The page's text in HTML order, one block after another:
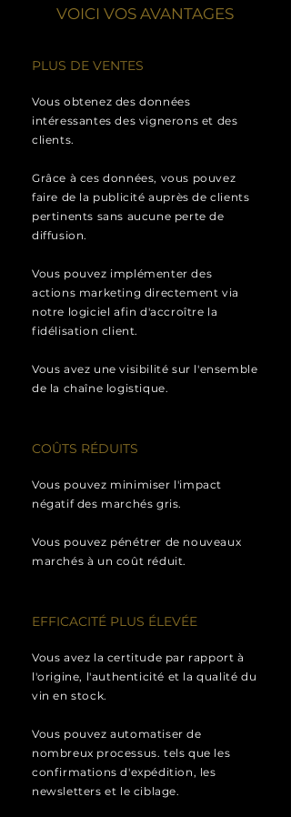
VOICI VOS AVANTAGES
PLUS DE VENTES
Vous obtenez des données
intéressantes des vignerons et des
clients.
Grâce à ces données, vous pouvez
faire de la publicité auprès de clients
pertinents sans aucune perte de
diffusion.
Vous pouvez implémenter des
actions marketing directement via
notre logiciel afin d'accroître la
fidélisation client.
Vous avez une visibilité sur l'ensemble
de la chaîne logistique.
COÛTS RÉDUITS
Vous pouvez minimiser l'impact
négatif des marchés gris.
Vous pouvez pénétrer de nouveaux
marchés à un coût réduit.
EFFICACITÉ PLUS ÉLEVÉE
Vous avez la certitude par rapport à
l'origine, l'authenticité et la qualité du
vin en stock.
Vous pouvez automatiser de
nombreux processus. tels que les
confirmations d'expédition, les
newsletters et le ciblage.